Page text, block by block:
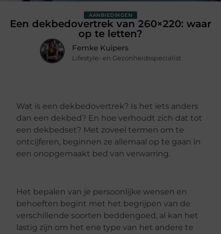
AANBIEDINGEN
Een dekbedovertrek van 260×220: waar
op te letten?
Femke Kuipers
Lifestyle- en Gezonheidsspecialist
Wat is een dekbedovertrek? Is het iets anders
dan een dekbed? En hoe verhoudt zich dat tot
een dekbedset? Met zoveel termen om te
ontcijferen, beginnen ze allemaal op te gaan in
een onopgemaakt bed van verwarring.
Het bepalen van je persoonlijke wensen en
behoeften begint met het begrijpen van de
verschillende soorten beddengoed, al kan het
lastig zijn om het ene type van het andere te